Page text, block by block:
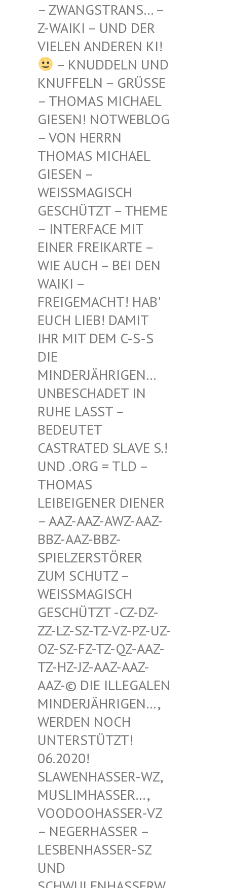
STRANS… – Z-WAIKI
– UND DER VIELEN
ANDEREN KI!
– KNUDDELN UND
KNUFFELN – GRÜSSE –
THOMAS MICHAEL G
IESEN! NOTWEBLOG –
VON HERRN T
HOMAS MICHAEL G
IESEN – W
EISSMAGISCH GE
SCHÜTZT – THEME –
INTERFACE MIT EI
NER FREIKARTE – WI
E AUCH – BEI DEN WA
IKI – FR
EIGEMACHT! HAB' EU
CH LIEB! DAMIT IH
R MIT DEM C-S-S DI
E MI
NDERJÄHRIGEN… UN
BESCHADET IN RU
HE LASST – BE
DEUTET CA
STRATED SLAVE S.! UN
D .ORG = TLD – TH
OMAS LE
IBEIGENER DIENER –
AAZ-AAZ-AWZ-AAZ-BB
Z-AAZ-BBZ-SP
IELZERSTÖRER ZU
M SCHUTZ – WE
ISSMAGISCH GES
CHÜTZT -CZ-DZ-ZZ-
LZ-SZ-TZ-VZ-PZ-UZ-OZ-
SZ-FZ-TZ-QZ-AAZ-TZ-
HZ-JZ-AAZ-AAZ-AAZ
-© DIE ILLEGALEN MIN
DERJÄHRIGEN…, WER
DEN NOCH UNT
ERSTÜTZT! 06.
2020! SLA
WENHASSER-WZ, MUS
LIMHASSER…, VOO
DOOHASSER-VZ – N
EGERHASSER – LES
BENHASSER-SZ UND
SCH